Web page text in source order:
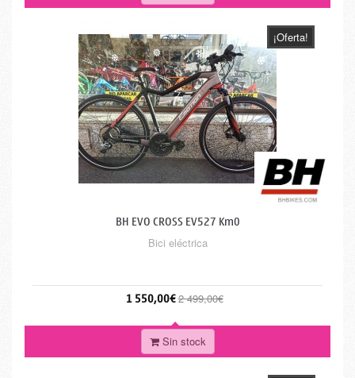
¡Oferta!
BH EVO CROSS EV527 Km0
Bici eléctrica
1 550,00€2 499,00€
Sin stock